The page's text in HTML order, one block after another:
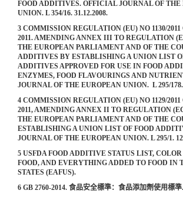
FOOD ADDITIVES. OFFICIAL JOURNAL OF THE
UNION. L 354/16. 31.12.2008.
3 COMMISSION REGULATION (EU) NO 1130/2011
2011. AMENDING ANNEX III TO REGULATION
THE EUROPEAN PARLIAMENT AND OF THE
ADDITIVES BY ESTABLISHING A UNION LIST
ADDITIVES APPROVED FOR USE IN FOOD
ENZYMES, FOOD FLAVOURINGS AND
JOURNAL OF THE EUROPEAN UNION. L 295/178.
4 COMMISSION REGULATION (EU) NO 1129/2011
2011, AMENDING ANNEX II TO REGULATION
THE EUROPEAN PARLIAMENT AND OF THE
ESTABLISHING A UNION LIST OF FOOD
JOURNAL OF THE EUROPEAN UNION. L 295/1.
5 USFDA FOOD ADDITIVE STATUS LIST,
FOOD, AND EVERYTHING ADDED TO FOOD IN
STATES (EAFUS).
6 GB 2760-2014. 食品安全標準：食品添加劑使用標準.